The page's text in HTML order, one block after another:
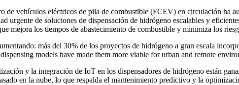
de vehículos eléctricos de pila de combustible (FCEV) en circulación ha
urgente de soluciones de dispensación de hidrógeno escalables y
mejora los tiempos de abastecimiento de combustible y minimiza los
más del 30% de los proyectos de hidrógeno a gran escala
models have made them more viable for urban and remote
y la integración de IoT en los dispensadores de hidrógeno están
en la nube, lo que respalda el mantenimiento predictivo y la